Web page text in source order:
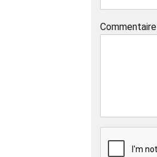
Commentaire